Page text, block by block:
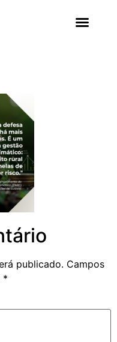
publicado. Campos
*